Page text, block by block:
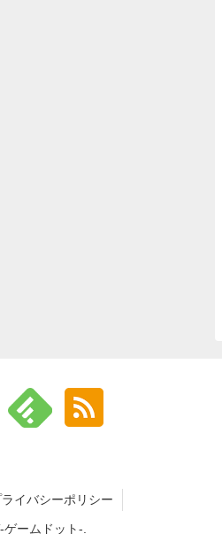
ライバシーポリシー
ームドット-.